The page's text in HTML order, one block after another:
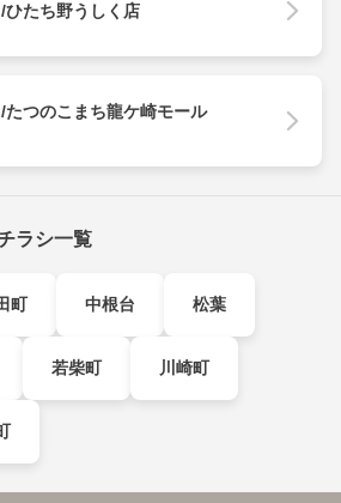
ひたち野うしく店
たつのこまち龍ケ崎モール
ラシ一覧
町 中根台 松葉
若柴町 川崎町